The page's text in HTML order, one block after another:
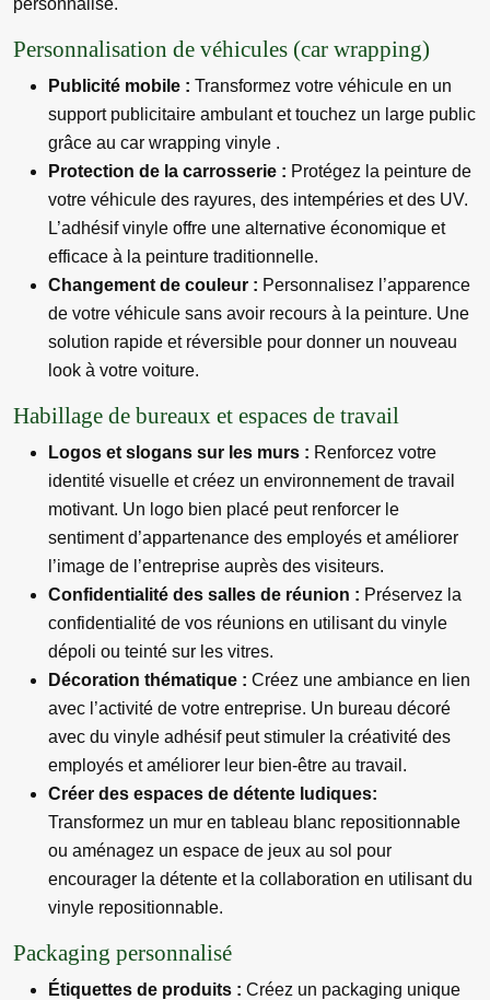
personnalisé.
Personnalisation de véhicules (car wrapping)
Publicité mobile : Transformez votre véhicule en un
support publicitaire ambulant et touchez un large public
grâce au car wrapping vinyle .
Protection de la carrosserie : Protégez la peinture de
votre véhicule des rayures, des intempéries et des UV.
L’adhésif vinyle offre une alternative économique et
efficace à la peinture traditionnelle.
Changement de couleur : Personnalisez l’apparence
de votre véhicule sans avoir recours à la peinture. Une
solution rapide et réversible pour donner un nouveau
look à votre voiture.
Habillage de bureaux et espaces de travail
Logos et slogans sur les murs : Renforcez votre
identité visuelle et créez un environnement de travail
motivant. Un logo bien placé peut renforcer le
sentiment d’appartenance des employés et améliorer
l’image de l’entreprise auprès des visiteurs.
Confidentialité des salles de réunion : Préservez la
confidentialité de vos réunions en utilisant du vinyle
dépoli ou teinté sur les vitres.
Décoration thématique : Créez une ambiance en lien
avec l’activité de votre entreprise. Un bureau décoré
avec du vinyle adhésif peut stimuler la créativité des
employés et améliorer leur bien-être au travail.
Créer des espaces de détente ludiques:
Transformez un mur en tableau blanc repositionnable
ou aménagez un espace de jeux au sol pour
encourager la détente et la collaboration en utilisant du
vinyle repositionnable.
Packaging personnalisé
Étiquettes de produits : Créez un packaging unique